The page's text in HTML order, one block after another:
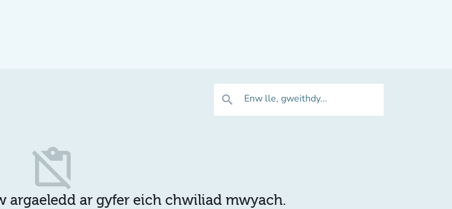
search Enw lle, gweithdy...
content_paste_off
argaeledd ar gyfer eich chwiliad mwyach.